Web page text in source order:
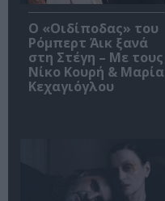
O «Οιδίποδας» του
Ρόμπερτ Άικ ξανά
στη Στέγη – Με τους
Νίκο Κουρή & Μαρία
Κεχαγιόγλου